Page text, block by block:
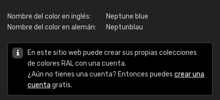
Nombre del color en inglés:
Neptune blue
Nombre del color en alemán:
Neptunblau
En este sitio web puede crear sus propias colecciones
de colores RAL con una cuenta.
¿Aún no tienes una cuenta? Entonces puedes crear una
cuenta gratis.